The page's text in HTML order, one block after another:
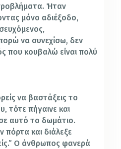
Ήταν
μόνο αδιέξοδο,
να συνεχίσω, δεν
που κουβαλώ είναι πολύ
να βαστάξεις το
τότε πήγαινε και
αυτό το δωμάτιο.
πόρτα και διάλεξε
Ο άνθρωπος φανερά